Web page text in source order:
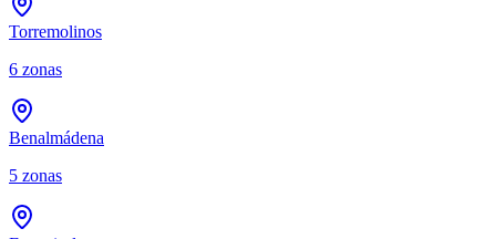
Torremolinos
6 zonas
Benalmádena
5 zonas